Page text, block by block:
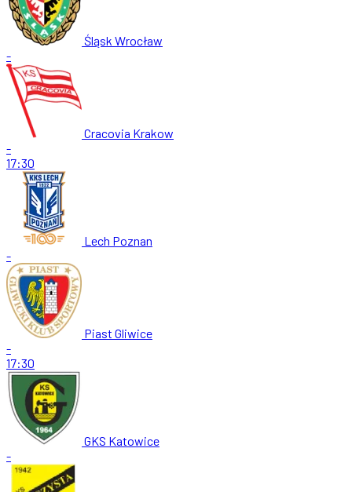
Śląsk Wrocław
-
Cracovia Krakow
-
17:30
Lech Poznan
-
Piast Gliwice
-
17:30
GKS Katowice
-